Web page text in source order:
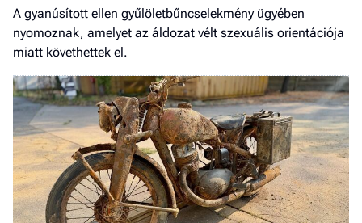
A gyanúsított ellen gyűlöletbűncselekmény ügyében
nyomoznak, amelyet az áldozat vélt szexuális orientációja
miatt követhettek el.